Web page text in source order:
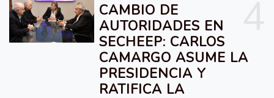
CAMBIO DE
AUTORIDADES EN
SECHEEP: CARLOS
CAMARGO ASUME LA
PRESIDENCIA Y
RATIFICA LA